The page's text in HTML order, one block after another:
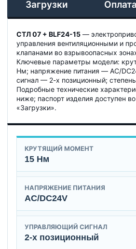
Загрузки
СТЛ 07 + BLF24-15 —
управления вентиляционными и
клапанами во взрывоопасных
Ключевые параметры модели:
Нм; напряжение питания — AC/
сигнал — 2-х позиционный;
Подробные технические
ниже; паспорт изделия доступен
«Загрузки».
КРУТЯЩИЙ МОМЕНТ
15 Нм
НАПРЯЖЕНИЕ ПИТАНИЯ
AC/DC24V
УПРАВЛЯЮЩИЙ СИГНАЛ
2-х позиционный